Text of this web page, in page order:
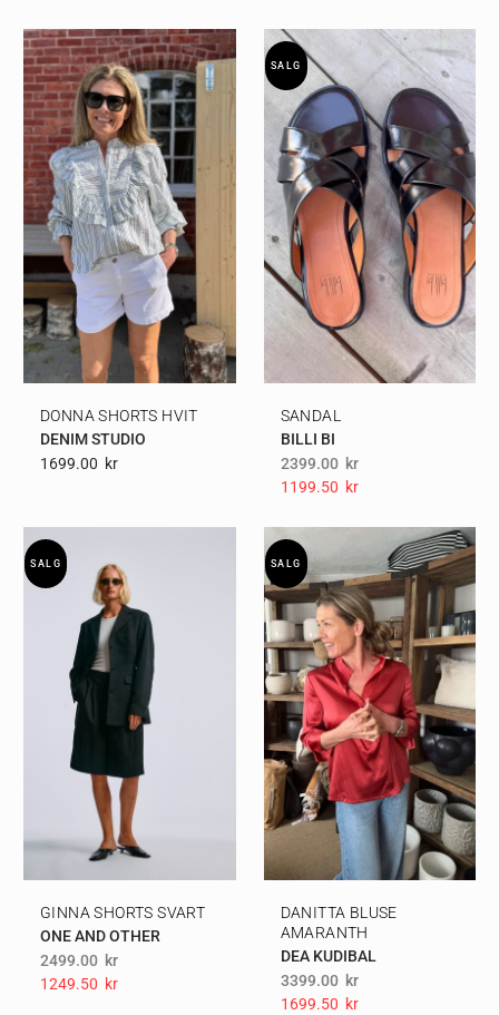
DONNA SHORTS HVIT
DENIM STUDIO
1699.00 Kr
SALG
SANDAL
BILLI BI
2399.00 kr
1199.50 Kr
SALG
GINNA SHORTS SVART
ONE AND OTHER
2499.00 kr
1249.50 Kr
SALG
DANITTA BLUSE
AMARANTH
DEA KUDIBAL
3399.00 kr
1699.50 Kr